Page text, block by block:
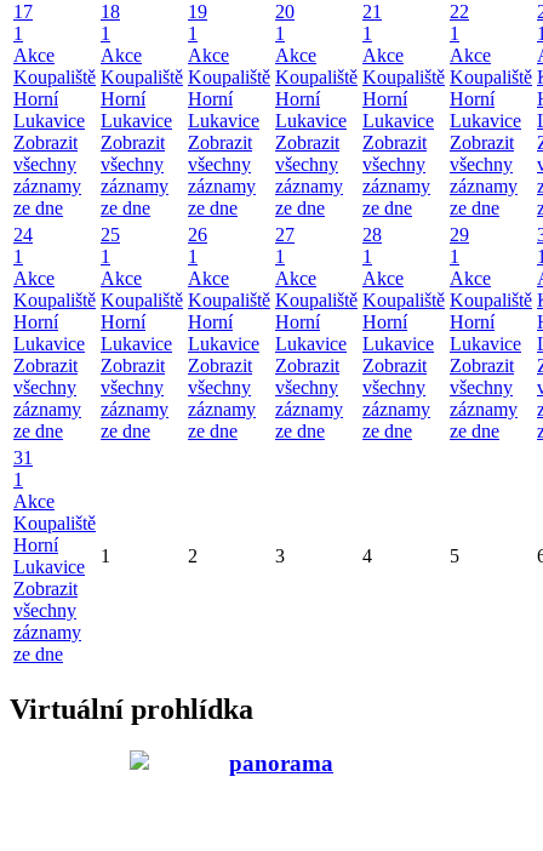
17
1
Akce
Koupaliště
Horní
Lukavice
Zobrazit
všechny
záznamy
ze dne
18
1
Akce
Koupaliště
Horní
Lukavice
Zobrazit
všechny
záznamy
ze dne
19
1
Akce
Koupaliště
Horní
Lukavice
Zobrazit
všechny
záznamy
ze dne
20
1
Akce
Koupaliště
Horní
Lukavice
Zobrazit
všechny
záznamy
ze dne
21
1
Akce
Koupaliště
Horní
Lukavice
Zobrazit
všechny
záznamy
ze dne
22
1
Akce
Koupaliště
Horní
Lukavice
Zobrazit
všechny
záznamy
ze dne
24
1
Akce
Koupaliště
Horní
Lukavice
Zobrazit
všechny
záznamy
ze dne
25
1
Akce
Koupaliště
Horní
Lukavice
Zobrazit
všechny
záznamy
ze dne
26
1
Akce
Koupaliště
Horní
Lukavice
Zobrazit
všechny
záznamy
ze dne
27
1
Akce
Koupaliště
Horní
Lukavice
Zobrazit
všechny
záznamy
ze dne
28
1
Akce
Koupaliště
Horní
Lukavice
Zobrazit
všechny
záznamy
ze dne
29
1
Akce
Koupaliště
Horní
Lukavice
Zobrazit
všechny
záznamy
ze dne
31
1
Akce
Koupaliště
Horní
Lukavice
Zobrazit
všechny
záznamy
ze dne
1 2 3 4 5
Virtuální prohlídka